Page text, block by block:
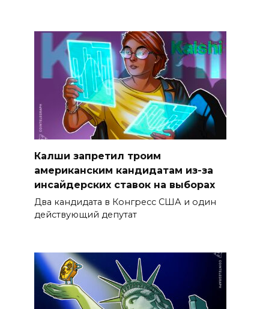
Калши запретил троим
американским кандидатам из-за
инсайдерских ставок на выборах
Два кандидата в Конгресс США и один
действующий депутат